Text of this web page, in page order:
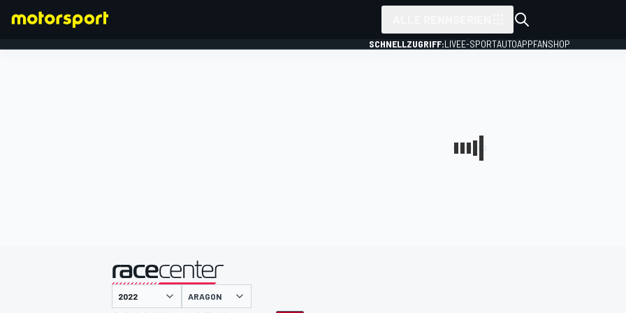
SCHNELLZUGRIFF:LIVEE-SPORTAUTOAPPFANSHOP
ARAGON